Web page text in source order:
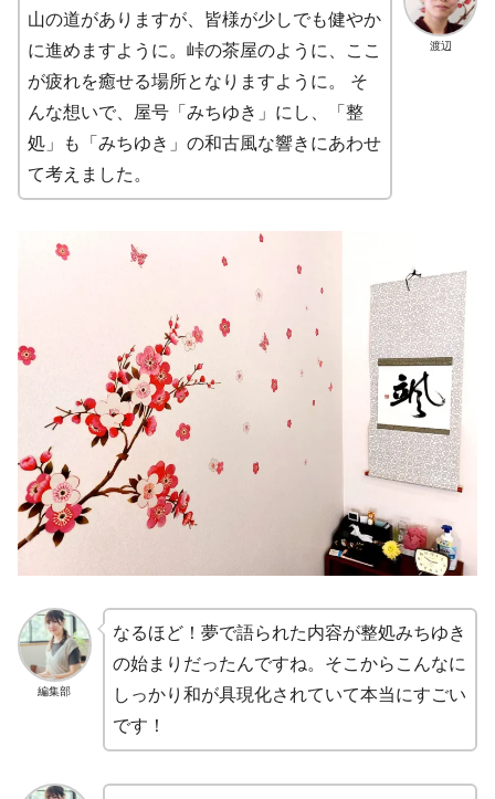
渡辺
山の道がありますが、皆様が少しでも健やか
に進めますように。峠の茶屋のように、ここ
が疲れを癒せる場所となりますように。 そ
んな想いで、屋号「みちゆき」にし、「整
処」も「みちゆき」の和古風な響きにあわせ
て考えました。
編集部
なるほど！夢で語られた内容が整処みちゆき
の始まりだったんですね。そこからこんなに
しっかり和が具現化されていて本当にすごい
です！